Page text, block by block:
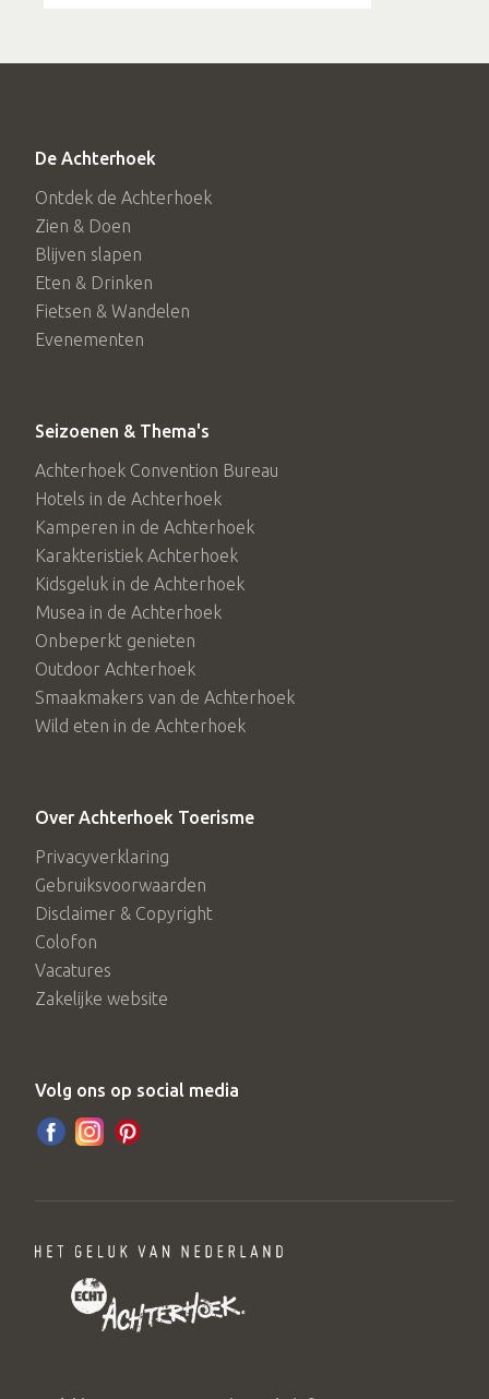
De Achterhoek
Ontdek de Achterhoek
Zien & Doen
Blijven slapen
Eten & Drinken
Fietsen & Wandelen
Evenementen
Seizoenen & Thema's
Achterhoek Convention Bureau
Hotels in de Achterhoek
Kamperen in de Achterhoek
Karakteristiek Achterhoek
Kidsgeluk in de Achterhoek
Musea in de Achterhoek
Onbeperkt genieten
Outdoor Achterhoek
Smaakmakers van de Achterhoek
Wild eten in de Achterhoek
Over Achterhoek Toerisme
Privacyverklaring
Gebruiksvoorwaarden
Disclaimer & Copyright
Colofon
Vacatures
Zakelijke website
Volg ons op social media